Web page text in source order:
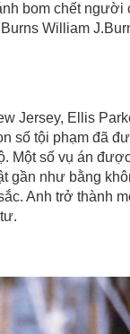
bom chết người
William
Jersey, Ellis
số tội phạm đã
Một số vụ án
như bằng
Anh trở thành